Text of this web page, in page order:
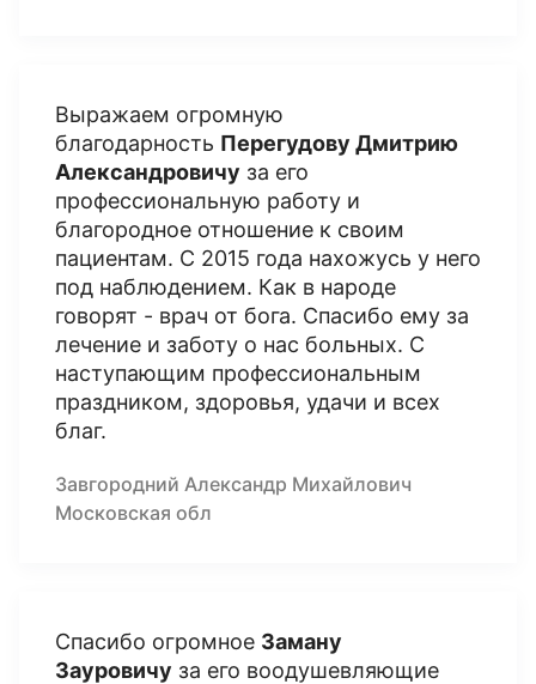
Выражаем огромную
благодарность Перегудову Дмитрию
Александровичу за его
профессиональную работу и
благородное отношение к своим
пациентам. С 2015 года нахожусь у него
под наблюдением. Как в народе
говорят - врач от бога. Спасибо ему за
лечение и заботу о нас больных. С
наступающим профессиональным
праздником, здоровья, удачи и всех
благ.
Завгородний Александр Михайлович
Московская обл
Спасибо огромное Заману
Зауровичу за его воодушевляющие